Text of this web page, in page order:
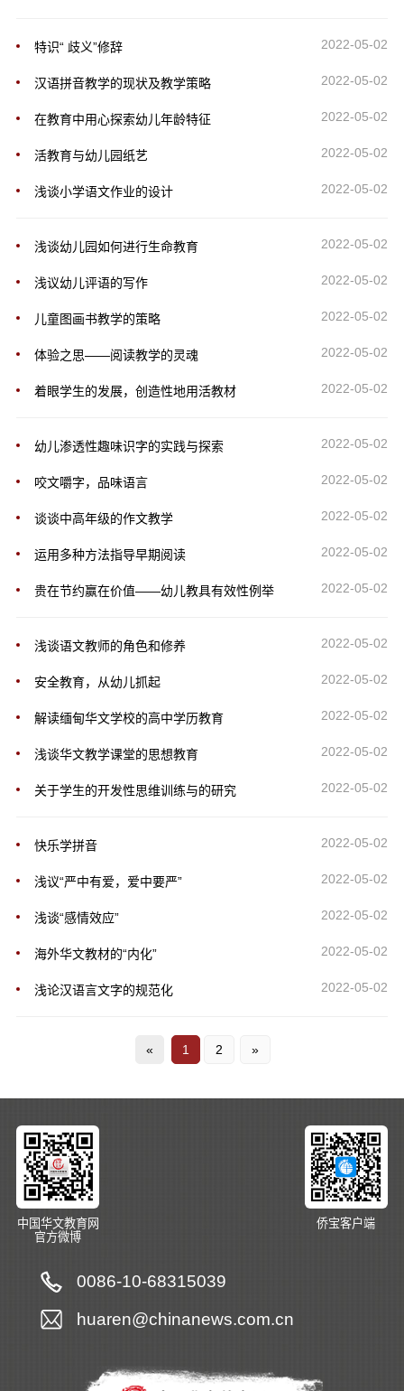
特识“ 歧义”修辞 2022-05-02
汉语拼音教学的现状及教学策略 2022-05-02
在教育中用心探索幼儿年龄特征 2022-05-02
活教育与幼儿园纸艺 2022-05-02
浅谈小学语文作业的设计 2022-05-02
浅谈幼儿园如何进行生命教育 2022-05-02
浅议幼儿评语的写作 2022-05-02
儿童图画书教学的策略 2022-05-02
体验之思――阅读教学的灵魂 2022-05-02
着眼学生的发展，创造性地用活教材 2022-05-02
幼儿渗透性趣味识字的实践与探索 2022-05-02
咬文嚼字，品味语言 2022-05-02
谈谈中高年级的作文教学 2022-05-02
运用多种方法指导早期阅读 2022-05-02
贵在节约赢在价值――幼儿教具有效性例举 2022-05-02
浅谈语文教师的角色和修养 2022-05-02
安全教育，从幼儿抓起 2022-05-02
解读缅甸华文学校的高中学历教育 2022-05-02
浅谈华文教学课堂的思想教育 2022-05-02
关于学生的开发性思维训练与的研究 2022-05-02
快乐学拼音 2022-05-02
浅议“严中有爱，爱中要严” 2022-05-02
浅谈“感情效应” 2022-05-02
海外华文教材的“内化” 2022-05-02
浅论汉语言文字的规范化 2022-05-02
« 1 2 »
中国华文教育网
官方微博
侨宝客户端
0086-10-68315039
huaren@chinanews.com.cn